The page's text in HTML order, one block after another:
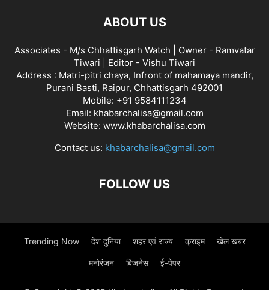
ABOUT US
Associates - M/s Chhattisgarh Watch | Owner - Ramvatar
Tiwari | Editor - Vishu Tiwari
Address : Matri-pitri chaya, Infront of mahamaya mandir,
Purani Basti, Raipur, Chhattisgarh 492001
Mobile: +91 9584111234
Email: khabarchalisa@gmail.com
Website: www.khabarchalisa.com
Contact us: khabarchalisa@gmail.com
FOLLOW US
Trending Now देश दुनिया शहर एवं राज्य क्राइम खेल खबर
मनोरंजन बिजनेस ई-पेपर